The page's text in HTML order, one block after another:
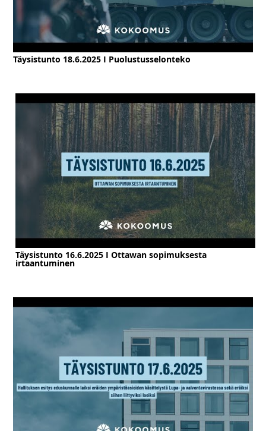
Täysistunto 18.6.2025 I Puolustusselonteko
Täysistunto 16.6.2025 I Ottawan sopimuksesta
irtaantuminen